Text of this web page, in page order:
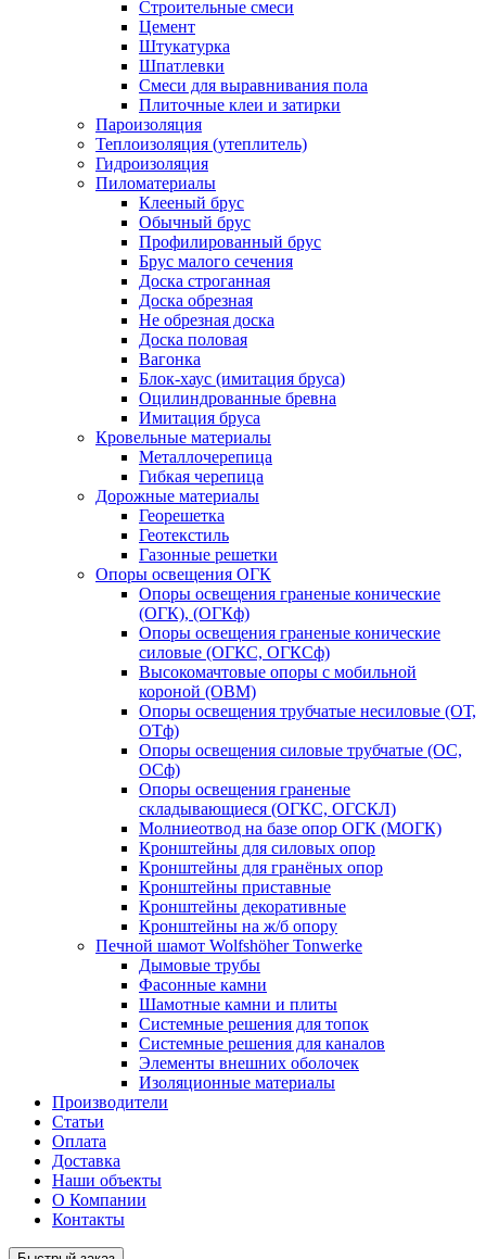
Строительные смеси
Цемент
Штукатурка
Шпатлевки
Смеси для выравнивания пола
Плиточные клеи и затирки
Пароизоляция
Теплоизоляция (утеплитель)
Гидроизоляция
Пиломатериалы
Клееный брус
Обычный брус
Профилированный брус
Брус малого сечения
Доска строганная
Доска обрезная
Не обрезная доска
Доска половая
Вагонка
Блок-хаус (имитация бруса)
Оцилиндрованные бревна
Имитация бруса
Кровельные материалы
Металлочерепица
Гибкая черепица
Дорожные материалы
Георешетка
Геотекстиль
Газонные решетки
Опоры освещения ОГК
Опоры освещения граненые конические
(ОГК), (ОГКф)
Опоры освещения граненые конические
силовые (ОГКС, ОГКСф)
Высокомачтовые опоры с мобильной
короной (ОВМ)
Опоры освещения трубчатые несиловые (ОТ,
ОТф)
Опоры освещения силовые трубчатые (ОС,
ОСф)
Опоры освещения граненые
складывающиеся (ОГКС, ОГСКЛ)
Молниеотвод на базе опор ОГК (МОГК)
Кронштейны для силовых опор
Кронштейны для гранёных опор
Кронштейны приставные
Кронштейны декоративные
Кронштейны на ж/б опору
Печной шамот Wolfshöher Tonwerke
Дымовые трубы
Фасонные камни
Шамотные камни и плиты
Системные решения для топок
Системные решения для каналов
Элементы внешних оболочек
Изоляционные материалы
Производители
Статьи
Оплата
Доставка
Наши объекты
О Компании
Контакты